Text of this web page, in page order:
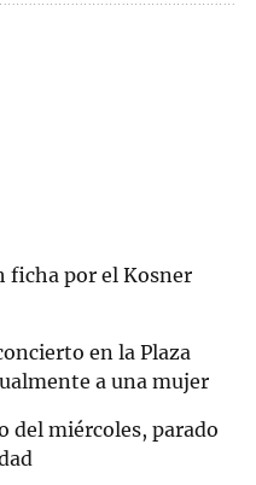
ficha por el Kosner
en la Plaza
a una mujer
del miércoles, parado